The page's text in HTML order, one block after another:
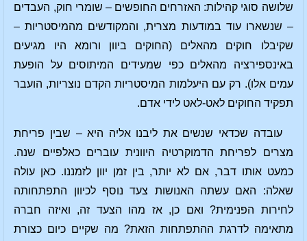
שלושה סוגי קהילות: האזרחים החופשים – שומרי חוק, העבדים
– שנשארו עוד במודעות מצרית, והמקודשים מהמיסטריות –
שקיבלו חוקים מהאלים (החוקים ביוון ורומא היו מגיעים
באינספירציה מהאלים כפי שמעידים המיתוסים על הופעת
עמים אלו). רק עם היעלמות המיסטריות הקדם נוצריות, הועבר
תפקיד החוקים לאט-לאט לידי אדם.
עובדה שכדאי שנשים את ליבנו אליה היא – שבין פריחת
מצרים לפריחת הדמוקרטיה היוונית עוברים כאלפיים שנה.
כמעט אותו דבר, אם לא יותר, בין זמן יוון לזמננו. כאן עולה
שאלה: האם עשתה האנושות צעד נוסף לכיוון התפתחותה
לחירות הפנימית? ואם כן, אז מהו הצעד זה, ואיזה חברה
מתאימה לדרגת ההתפתחות הזאת? מה שקיים כיום כצורת